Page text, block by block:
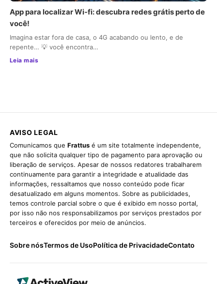
App para localizar Wi-fi: descubra redes grátis perto de
você!
Imagina estar fora de casa, o 4G acabando ou lento, e de
repente… 💡 você encontra…
Leia mais
AVISO LEGAL
Comunicamos que Frattus é um site totalmente independente,
que não solicita qualquer tipo de pagamento para aprovação ou
liberação de serviços. Apesar de nossos redatores trabalharem
continuamente para garantir a integridade e atualidade das
informações, ressaltamos que nosso conteúdo pode ficar
desatualizado em alguns momentos. Sobre as publicidades,
temos controle parcial sobre o que é exibido em nosso portal,
por isso não nos responsabilizamos por serviços prestados por
terceiros e oferecidos por meio de anúncios.
Sobre nósTermos de UsoPolítica de PrivacidadeContato